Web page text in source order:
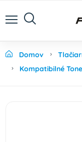
Domov
Kompatibilné